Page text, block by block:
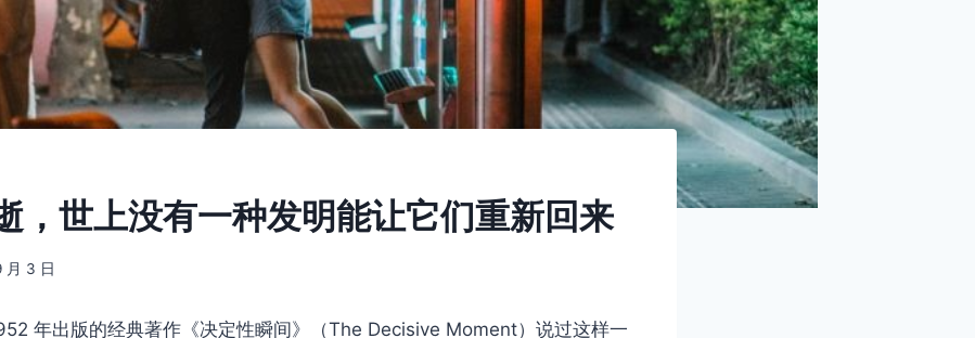
，世上没有一种发明能让它们重新回来
月 3 日
年出版的经典著作《决定性瞬间》（The Decisive Moment）说过这样一